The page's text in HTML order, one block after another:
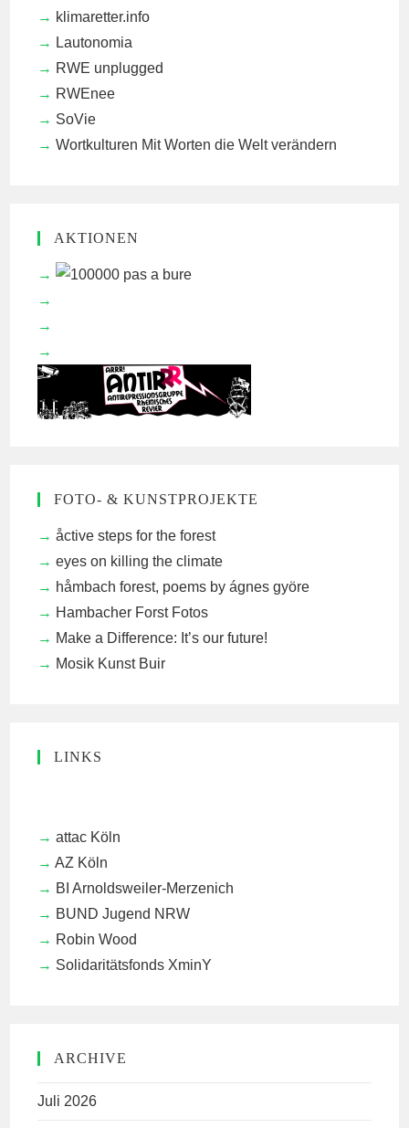
klimaretter.info
Lautonomia
RWE unplugged
RWEnee
SoVie
Wortkulturen Mit Worten die Welt verändern
AKTIONEN
FOTO- & KUNSTPROJEKTE
åctive steps for the forest
eyes on killing the climate
håmbach forest, poems by ágnes györe
Hambacher Forst Fotos
Make a Difference: It’s our future!
Mosik Kunst Buir
LINKS
attac Köln
AZ Köln
BI Arnoldsweiler-Merzenich
BUND Jugend NRW
Robin Wood
Solidaritätsfonds XminY
ARCHIVE
Juli 2026